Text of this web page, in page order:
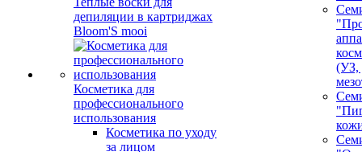
депиляции в картриджах
Bloom'S mooi
Косметика для
профессионального
использования
Косметика по уходу
за лицом
(УЗ,